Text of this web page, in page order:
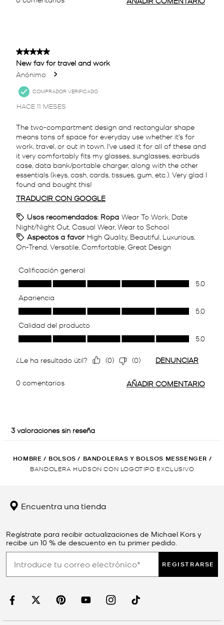
HOMBRE / BOLSOS / BANDOLERAS Y BOLSOS MESSENGER /
BANDOLERA HUDSON CON LOGOTIPO EXCLUSIVO
Encuentra una tienda
Regístrate para recibir actualizaciones de Michael Kors y
recibe un 10 % de descuento en tu primer pedido.
REGISTRARSE